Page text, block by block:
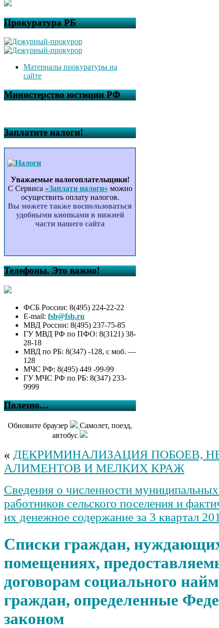
Прокуратура РБ
Материалы прокуратуры на
сайте
Министерство юстиции РФ
Заплатите налоги!
Уважаемые налогоплательщики!
С Сервиса «Заплати налоги» можно
осуществить оплату налогов.
Вы можете также воспользоваться
удобными кнопками в нижней
части нашего сайта
Телефоны. Это важно!
ФСБ России: 8(495) 224-22-22
E-mail: fsb@fsb.ru
МВД России: 8(495) 237-75-85
ГУ МВД РФ по ПФО: 8(3121) 38-
28-18
МВД по РБ: 8(347) -128, с моб. —
128
МЧС РФ: 8(495) 449 -99-99
ГУ МЧС РФ по РБ: 8(347) 233-
9999
Полезно…
Обновите браузер
Самолет, поезд,
автобус
« ДЕКРИМИНАЛИЗАЦИЯ ПОБОЕВ,
АЛИМЕНТОВ И МЕЛКИХ КРАЖ
Сведения о численности
работников сельского поселения и
их денежное содержание за 3 квартал
Списки граждан,
помещениях,
договорам социального
граждан, определенные
законом